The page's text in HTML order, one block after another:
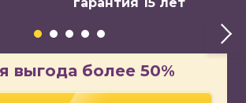
выгода более 50%